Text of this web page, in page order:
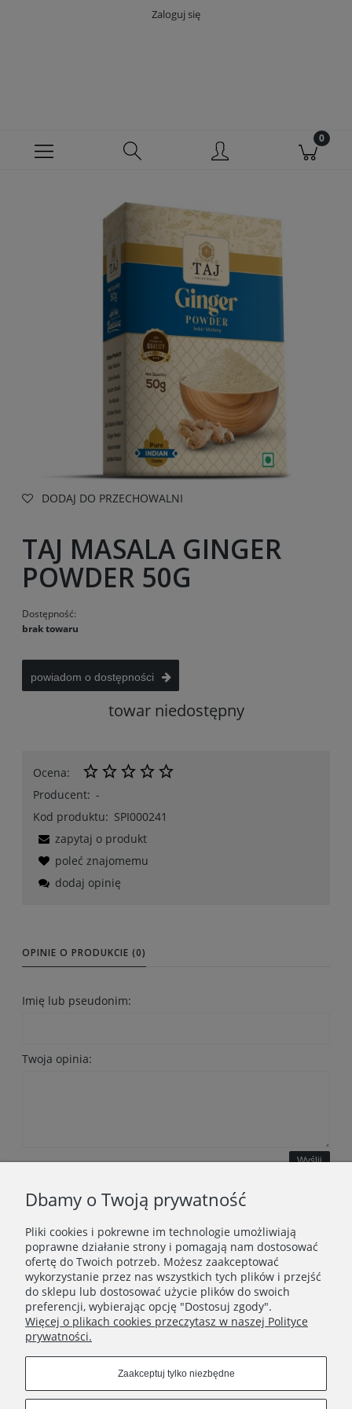
Zaloguj się
DODAJ DO PRZECHOWALNI
TAJ MASALA GINGER
POWDER 50G
Dostępność:
brak towaru
powiadom o dostępności
towar niedostępny
Ocena:
Producent: -
Kod produktu: SPI000241
zapytaj o produkt
poleć znajomemu
dodaj opinię
OPINIE O PRODUKCIE (0)
Imię lub pseudonim:
Twoja opinia:
Wyślij
WAŻNE INFORMACJE
POLECANE STRONY
Dbamy o Twoją prywatność
Pliki cookies i pokrewne im technologie umożliwiają
poprawne działanie strony i pomagają nam dostosować
ofertę do Twoich potrzeb. Możesz zaakceptować
wykorzystanie przez nas wszystkich tych plików i przejść
do sklepu lub dostosować użycie plików do swoich
preferencji, wybierając opcję "Dostosuj zgody".
Więcej o plikach cookies przeczytasz w naszej Polityce
prywatności.
Zaakceptuj tylko niezbędne